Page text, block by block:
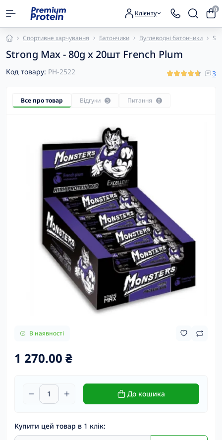
Клієнту 0
Спортивне харчування Батончики Вуглеводні батончики
Strong Max - 80g x 20шт French Plum
Код товару: PH-2522 3
Все про товар Відгуки 3 Питання 0
В наявності
1 270.00 ₴
До кошика
Купити цей товар в 1 клік: